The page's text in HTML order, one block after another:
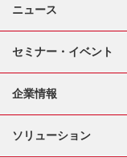
ニュース
セミナー・イベント
企業情報
ソリューション